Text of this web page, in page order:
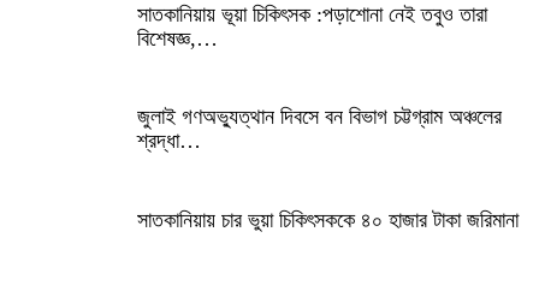
সাতকানিয়ায় ভূয়া চিকিৎসক :পড়াশোনা নেই তবুও তারা
বিশেষজ্ঞ,…
জুলাই গণঅভ্যুত্থান দিবসে বন বিভাগ চট্টগ্রাম অঞ্চলের
শ্রদ্ধা…
সাতকানিয়ায় চার ভুয়া চিকিৎসককে ৪০ হাজার টাকা জরিমানা